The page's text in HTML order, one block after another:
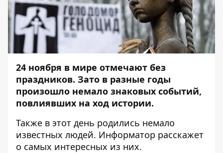
24 ноября в мире отмечают без
праздников. Зато в разные годы
произошло немало знаковых событий,
повлиявших на ход истории.
Также в этот день родились немало
известных людей. Информатор расскажет
о самых интересных из них.